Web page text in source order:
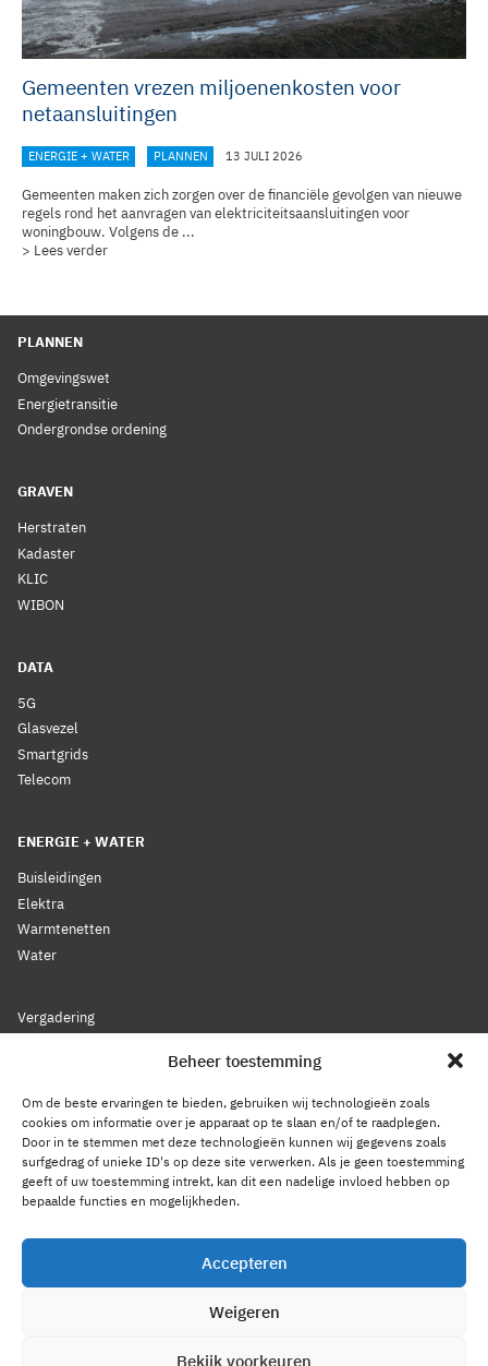
Beheer toestemming
Om de beste ervaringen te bieden, gebruiken wij technologieën zoals
cookies om informatie over je apparaat op te slaan en/of te raadplegen.
Door in te stemmen met deze technologieën kunnen wij gegevens zoals
surfgedrag of unieke ID's op deze site verwerken. Als je geen toestemming
geeft of uw toestemming intrekt, kan dit een nadelige invloed hebben op
bepaalde functies en mogelijkheden.
Accepteren
Weigeren
Bekijk voorkeuren
Gemeenten vrezen miljoenenkosten voor
netaansluitingen
ENERGIE + WATER PLANNEN 13 JULI 2026
Gemeenten maken zich zorgen over de financiële gevolgen van nieuwe
regels rond het aanvragen van elektriciteitsaansluitingen voor
woningbouw. Volgens de ...
> Lees verder
PLANNEN
Omgevingswet
Energietransitie
Ondergrondse ordening
GRAVEN
Herstraten
Kadaster
KLIC
WIBON
DATA
5G
Glasvezel
Smartgrids
Telecom
ENERGIE + WATER
Buisleidingen
Elektra
Warmtenetten
Water
Vergadering
Bestuur
Leden
Voorwaarden
Reglement
Statuten
Privacy Statement